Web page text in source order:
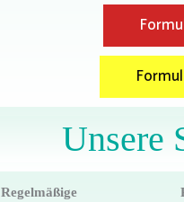
Unsere
Regelmäßige